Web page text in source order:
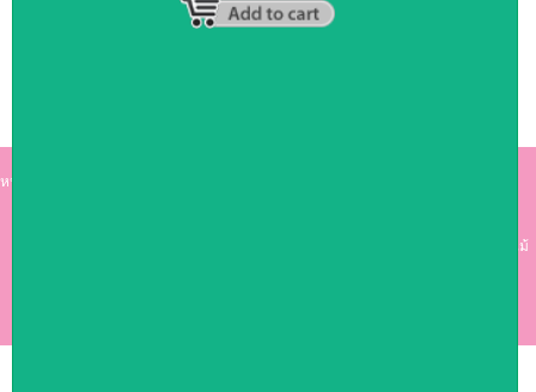
หน้าหลัก
คาร์เตอร์ เฟอร์นิเจอร์ ซุ้มไม้